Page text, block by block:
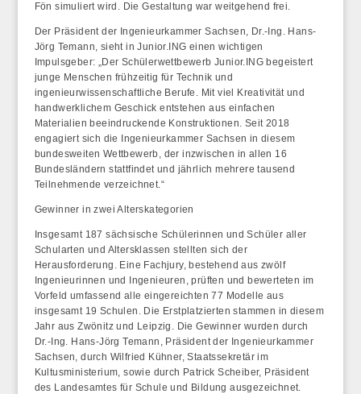
Fön simuliert wird. Die Gestaltung war weitgehend frei.
Der Präsident der Ingenieurkammer Sachsen, Dr.-Ing. Hans-
Jörg Temann, sieht in Junior.ING einen wichtigen
Impulsgeber: „Der Schülerwettbewerb Junior.ING begeistert
junge Menschen frühzeitig für Technik und
ingenieurwissenschaftliche Berufe. Mit viel Kreativität und
handwerklichem Geschick entstehen aus einfachen
Materialien beeindruckende Konstruktionen. Seit 2018
engagiert sich die Ingenieurkammer Sachsen in diesem
bundesweiten Wettbewerb, der inzwischen in allen 16
Bundesländern stattfindet und jährlich mehrere tausend
Teilnehmende verzeichnet.“
Gewinner in zwei Alterskategorien
Insgesamt 187 sächsische Schülerinnen und Schüler aller
Schularten und Altersklassen stellten sich der
Herausforderung. Eine Fachjury, bestehend aus zwölf
Ingenieurinnen und Ingenieuren, prüften und bewerteten im
Vorfeld umfassend alle eingereichten 77 Modelle aus
insgesamt 19 Schulen. Die Erstplatzierten stammen in diesem
Jahr aus Zwönitz und Leipzig. Die Gewinner wurden durch
Dr.-Ing. Hans-Jörg Temann, Präsident der Ingenieurkammer
Sachsen, durch Wilfried Kühner, Staatssekretär im
Kultusministerium, sowie durch Patrick Scheiber, Präsident
des Landesamtes für Schule und Bildung ausgezeichnet.